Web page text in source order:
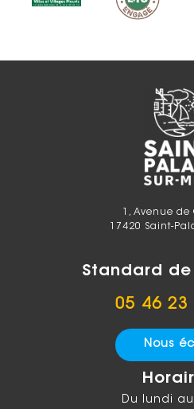
1, Avenue
17420 Saint-
Standard
05 46 23
Nous
Du lundi